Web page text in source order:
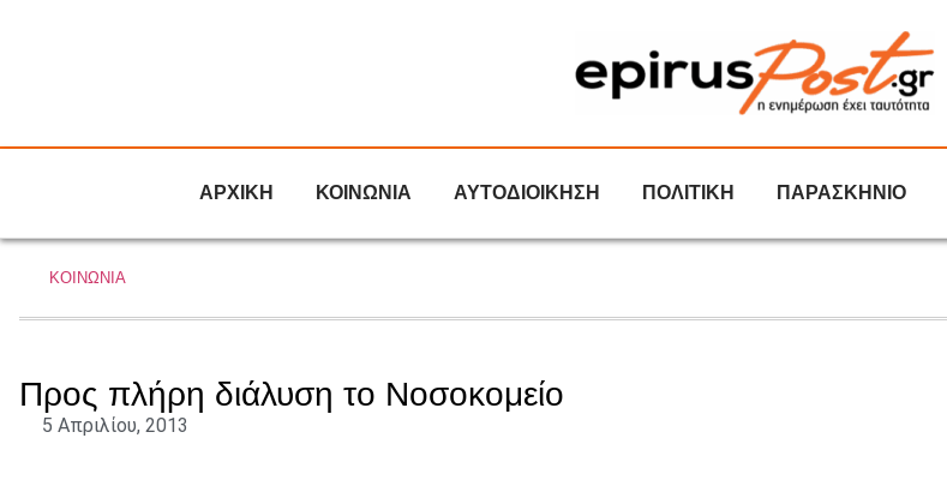
ΑΡΧΙΚΗ ΚΟΙΝΩΝΙΑ ΑΥΤΟΔΙΟΙΚΗΣΗ ΠΟΛΙΤΙΚΗ ΠΑΡΑΣΚΗΝΙΟ
ΚΟΙΝΩΝΙΑ
Προς πλήρη διάλυση το Νοσοκομείο
5 Απριλίου, 2013